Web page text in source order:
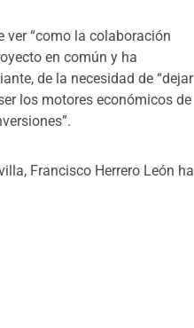
ver “como la colaboración
en común y ha
de la necesidad de “dejar
los motores económicos de
Francisco Herrero León ha